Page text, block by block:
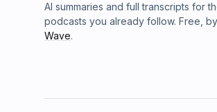
AI summaries and full transcripts for
podcasts you already follow. Free, by
Wave.